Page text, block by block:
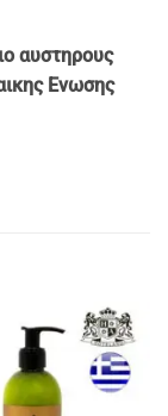
αυστηρους
Ενωσης